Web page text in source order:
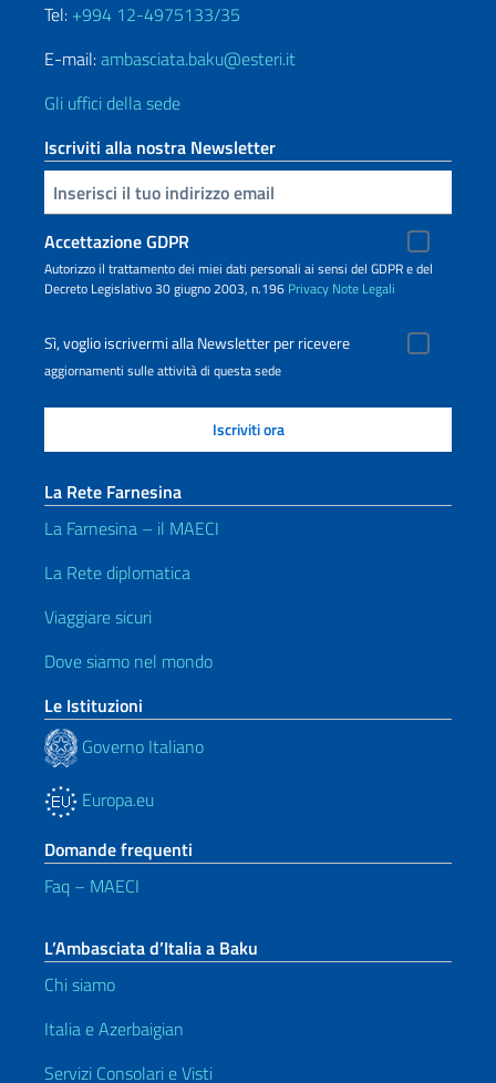
Tel: +994 12-4975133/35
E-mail:ambasciata.baku@esteri.it
Gli uffici della sede
Iscriviti alla nostra Newsletter
Inserisci la tua email
Accettazione GDPR
Autorizzo il trattamento dei miei dati personali ai sensi del GDPR e del
Decreto Legislativo 30 giugno 2003, n.196 Privacy Note Legali
Sì, voglio iscrivermi alla Newsletter per ricevere
aggiornamenti sulle attività di questa sede
La Rete Farnesina
La Farnesina – il MAECI
La Rete diplomatica
Viaggiare sicuri
Dove siamo nel mondo
Le Istituzioni
Governo Italiano
Europa.eu
Domande frequenti
Faq – MAECI
L’Ambasciata d’Italia a Baku
Chi siamo
Italia e Azerbaigian
Servizi Consolari e Visti